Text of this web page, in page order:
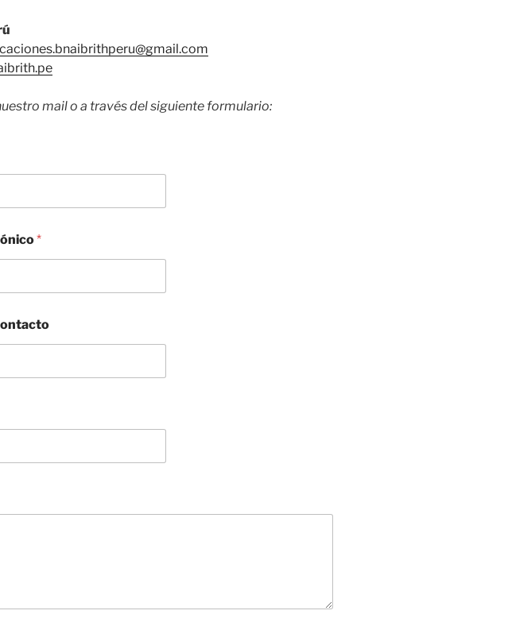
mail o a través del siguiente formulario:
*